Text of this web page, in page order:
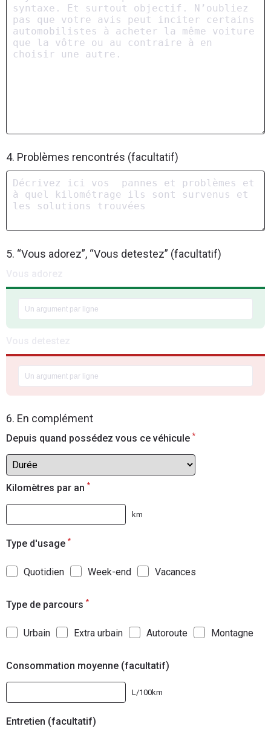
4. Problèmes rencontrés (facultatif)
5. “Vous adorez”, “Vous detestez” (facultatif)
6. En complément
Depuis quand possédez vous ce véhicule *
Kilomètres par an *
km
Type d'usage *
Quotidien Week-end Vacances
Type de parcours *
Urbain Extra urbain Autoroute Montagne
Consommation moyenne (facultatif)
L/100km
Entretien (facultatif)